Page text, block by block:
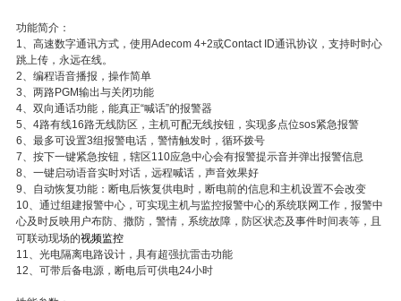
功能简介：
1、高速数字通讯方式，使用Adecom 4+2或Contact ID通讯协议，支持时时心
跳上传，永远在线。
2、编程语音播报，操作简单
3、两路PGM输出与关闭功能
4、双向通话功能，能真正“喊话”的报警器
5、4路有线16路无线防区，主机可配无线按钮，实现多点位sos紧急报警
6、最多可设置3组报警电话，警情触发时，循环拨号
7、按下一键紧急按钮，辖区110应急中心会有报警提示音并弹出报警信息
8、一键启动语音实时对话，远程喊话，声音效果好
9、自动恢复功能：断电后恢复供电时，断电前的信息和主机设置不会改变
10、通过组建报警中心，可实现主机与监控报警中心的系统联网工作，报警中
心及时反映用户布防、撒防，警情，系统故障，防区状态及事件时间表等，且
可联动现场的视频监控
11、光电隔离电路设计，具有超强抗雷击功能
12、可带后备电源，断电后可供电24小时